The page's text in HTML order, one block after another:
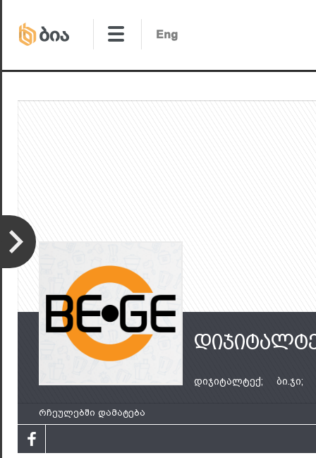
დიჯიტალტექ; ბი.ჯი;
რჩეულებში დამატება